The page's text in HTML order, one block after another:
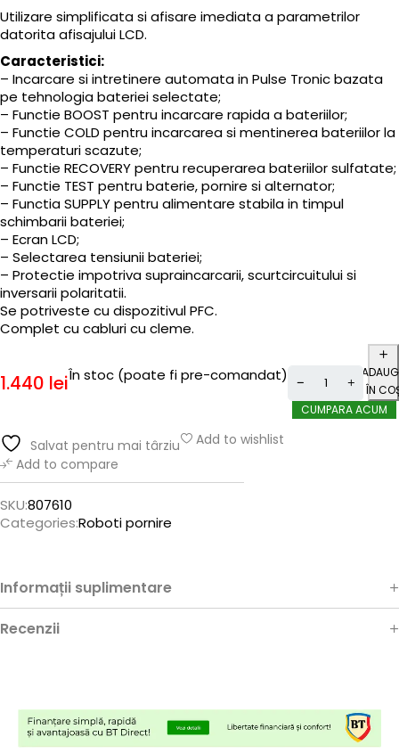
Utilizare simplificata si afisare imediata a parametrilor
datorita afisajului LCD.
Caracteristici:
– Incarcare si intretinere automata in Pulse Tronic bazata
pe tehnologia bateriei selectate;
– Functie BOOST pentru incarcare rapida a bateriilor;
– Functie COLD pentru incarcarea si mentinerea bateriilor la
temperaturi scazute;
– Functie RECOVERY pentru recuperarea bateriilor sulfatate;
– Functie TEST pentru baterie, pornire si alternator;
– Functia SUPPLY pentru alimentare stabila in timpul
schimbarii bateriei;
– Ecran LCD;
– Selectarea tensiunii bateriei;
– Protectie impotriva supraincarcarii, scurtcircuitului si
inversarii polaritatii.
Se potriveste cu dispozitivul PFC.
Complet cu cabluri cu cleme.
1.440 leiÎn stoc (poate fi pre-comandat)
ÎN
CUMPARA ACUM
Salvat pentru mai târziu
Add to wishlist
Add to compare
SKU:807610
Categories:Roboti pornire
Informații suplimentare
Recenzii